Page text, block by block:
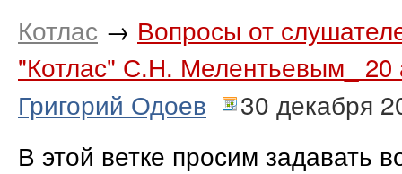
Котлас → Вопросы от
"Котлас" С.Н. Мелентьевым_ 20
Григорий Одоев
30 декабря
В этой ветке просим задавать